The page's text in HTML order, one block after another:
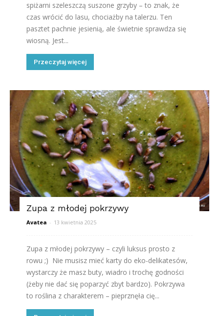
spiżarni szeleszczą suszone grzyby – to znak, że
czas wrócić do lasu, chociażby na talerzu. Ten
pasztet pachnie jesienią, ale świetnie sprawdza się
wiosną. Jest...
Przeczytaj więcej
Zupa z młodej pokrzywy
Avatea - 13 kwietnia 2025
Zupa z młodej pokrzywy – czyli luksus prosto z
rowu ;) Nie musisz mieć karty do eko-delikatesów,
wystarczy że masz buty, wiadro i trochę godności
(żeby nie dać się poparzyć zbyt bardzo). Pokrzywa
to roślina z charakterem – pieprznęła cię...